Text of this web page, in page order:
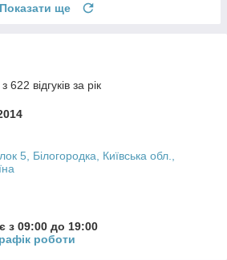
Показати ще
відгуків за рік
5, Білогородка, Київська обл.,
з 09:00 до 19:00
роботи